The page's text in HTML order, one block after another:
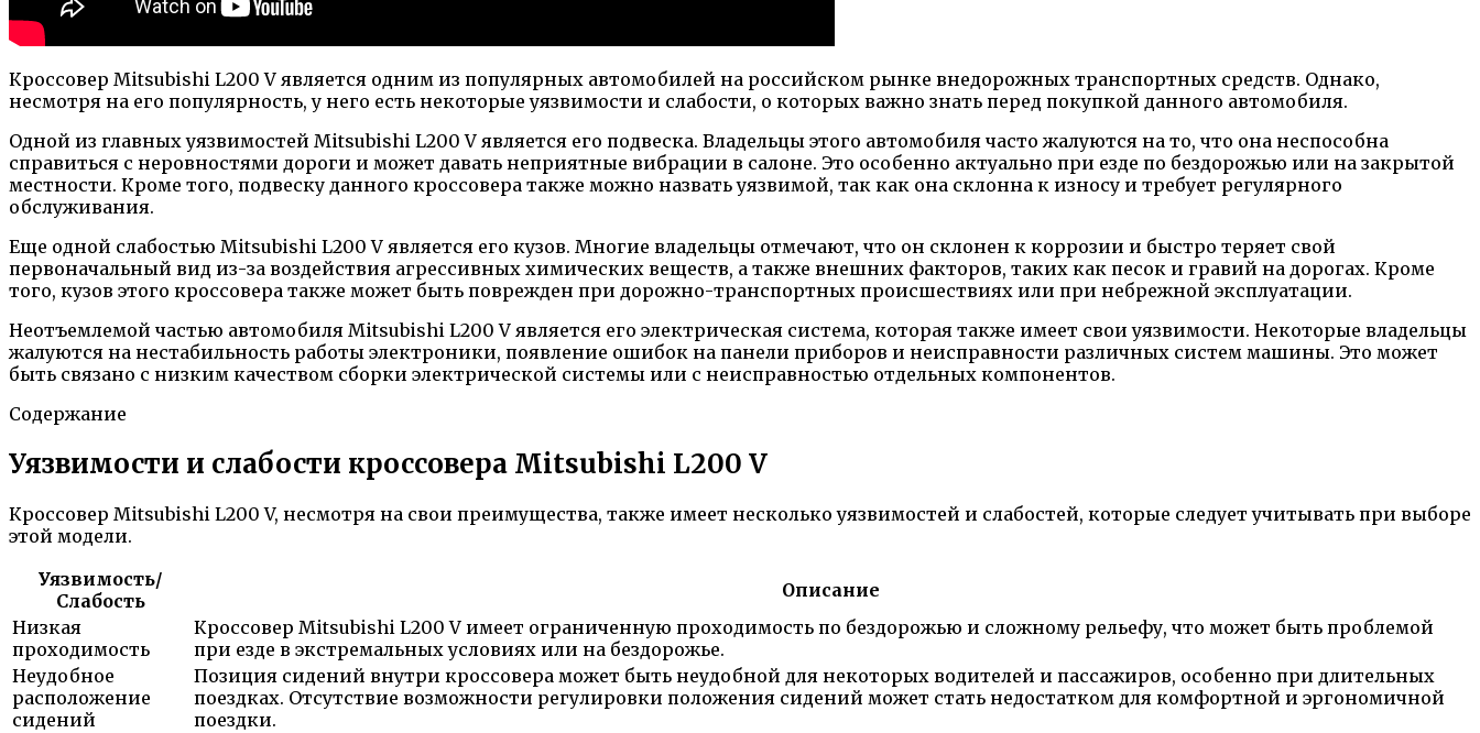
Кроссовер Mitsubishi L200 V является одним из популярных автомобилей на российском рынке внедорожных транспортных средств. Однако,
несмотря на его популярность, у него есть некоторые уязвимости и слабости, о которых важно знать перед покупкой данного автомобиля.
Одной из главных уязвимостей Mitsubishi L200 V является его подвеска. Владельцы этого автомобиля часто жалуются на то, что она неспособна
справиться с неровностями дороги и может давать неприятные вибрации в салоне. Это особенно актуально при езде по бездорожью или на закрытой
местности. Кроме того, подвеску данного кроссовера также можно назвать уязвимой, так как она склонна к износу и требует регулярного
обслуживания.
Еще одной слабостью Mitsubishi L200 V является его кузов. Многие владельцы отмечают, что он склонен к коррозии и быстро теряет свой
первоначальный вид из-за воздействия агрессивных химических веществ, а также внешних факторов, таких как песок и гравий на дорогах. Кроме
того, кузов этого кроссовера также может быть поврежден при дорожно-транспортных происшествиях или при небрежной эксплуатации.
Неотъемлемой частью автомобиля Mitsubishi L200 V является его электрическая система, которая также имеет свои уязвимости. Некоторые владельцы
жалуются на нестабильность работы электроники, появление ошибок на панели приборов и неисправности различных систем машины. Это может
быть связано с низким качеством сборки электрической системы или с неисправностью отдельных компонентов.
Содержание
Уязвимости и слабости кроссовера Mitsubishi L200 V
Кроссовер Mitsubishi L200 V, несмотря на свои преимущества, также имеет несколько уязвимостей и слабостей, которые следует учитывать при выборе
этой модели.
Уязвимость/
Слабость
Описание
Низкая
проходимость
Кроссовер Mitsubishi L200 V имеет ограниченную проходимость по бездорожью и сложному рельефу, что может быть проблемой
при езде в экстремальных условиях или на бездорожье.
Неудобное
расположение
сидений
Позиция сидений внутри кроссовера может быть неудобной для некоторых водителей и пассажиров, особенно при длительных
поездках. Отсутствие возможности регулировки положения сидений может стать недостатком для комфортной и эргономичной
поездки.